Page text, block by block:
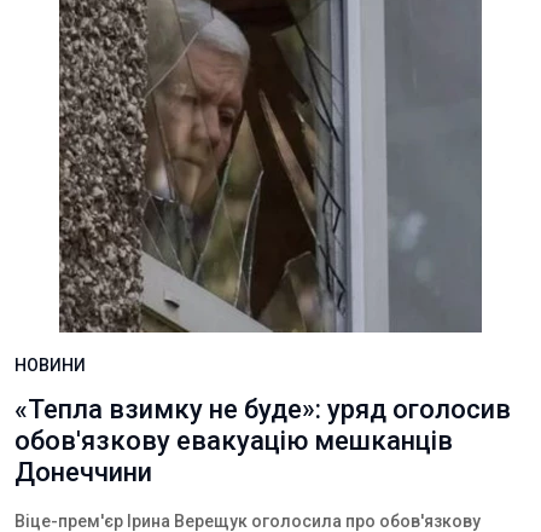
НОВИНИ
«Тепла взимку не буде»: уряд оголосив
обов'язкову евакуацію мешканців
Донеччини
Віце-прем'єр Ірина Верещук оголосила про обов'язкову